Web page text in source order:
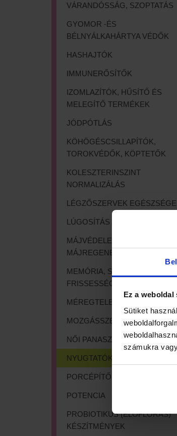
Ez a
Sütiket
számukra
VÁRANDÓSSÁG, SZOPTATÁS
GYOMOR -ÉS
BÉLNYÁLKAHÁRTYA VÉDŐK
HASHAJTÓK
IMMUNERŐSÍTŐK
IZOMLAZÍTÓK, HŰSÍTŐ ÉS
MELEGÍTŐ TERMÉKEK
JÓDPÓTLÁS
KÖHÖGÉSCSILLAPÍTÓK,
TOROKVÉDŐK, KÖPTETŐK
KOLESZTERINSZINT
NORMALIZÁLÁS
LÉGZŐSZERVEK EGÉSZSÉGE
LÚGOSÍTÁS
MÁJVÉDELEM,
MÁJREGENERÁLÁS
MEMÓRIA, SZELLEMI
FRISSESSÉG
MÉREGTELENÍTÉS
MOZGÁSSZERVI PANASZOK
NŐI PANASZOK,
NYUGTATÓK, IDEGVÉDŐK
PORCÉPÍTŐK, IZÜLETVÉDŐK
POTENCIA
PROBIOTIKUS (ÉLŐFLÓRÁS)
KÉSZÍTMÉNYEK